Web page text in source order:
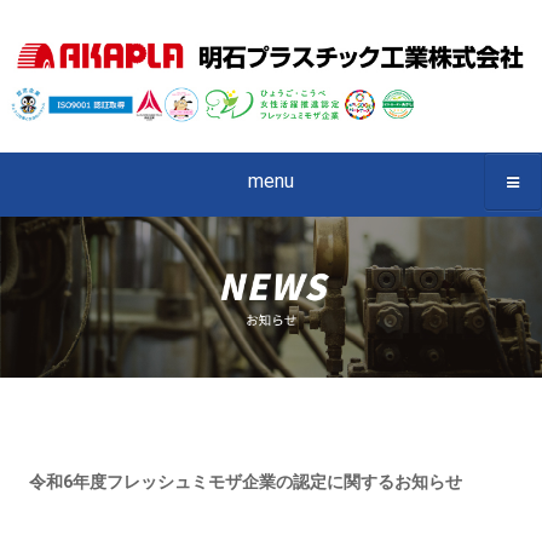
menu
令和6年度フレッシュミモザ企業の認定に関するお知らせ